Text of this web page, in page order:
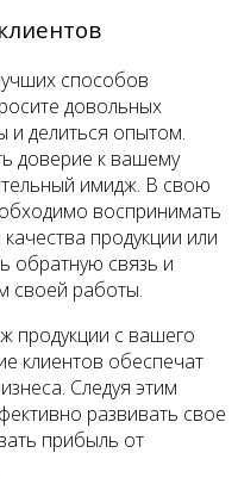
способов
довольных
и делиться опытом.
доверие к вашему
имидж. В свою
воспринимать
продукции или
обратную связь и
своей работы.
продукции с вашего
клиентов обеспечат
Следуя этим
развивать свое
прибыль от